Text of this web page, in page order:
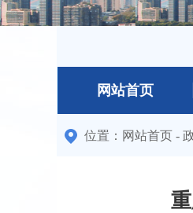
网站首页
位置： 网站首页 -